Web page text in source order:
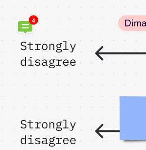
Maps
von Roadmaps
& Wireframes
der Customer Journey
von Research
Design Workshops
Planning & Delivery